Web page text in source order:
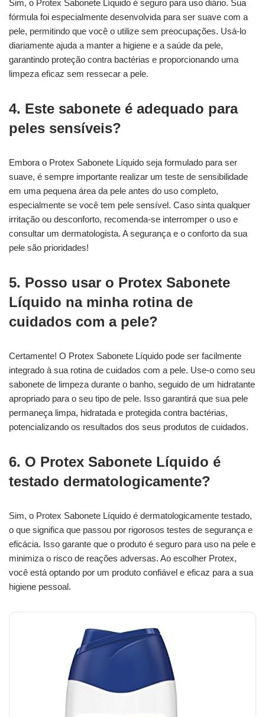
Sim, o Protex Sabonete Líquido é seguro para uso diário. Sua
fórmula foi especialmente desenvolvida para ser suave com a
pele, permitindo que você o utilize sem preocupações. Usá-lo
diariamente ajuda a manter a higiene e a saúde da pele,
garantindo proteção contra bactérias e proporcionando uma
limpeza eficaz sem ressecar a pele.
4. Este sabonete é adequado para
peles sensíveis?
Embora o Protex Sabonete Líquido seja formulado para ser
suave, é sempre importante realizar um teste de sensibilidade
em uma pequena área da pele antes do uso completo,
especialmente se você tem pele sensível. Caso sinta qualquer
irritação ou desconforto, recomenda-se interromper o uso e
consultar um dermatologista. A segurança e o conforto da sua
pele são prioridades!
5. Posso usar o Protex Sabonete
Líquido na minha rotina de
cuidados com a pele?
Certamente! O Protex Sabonete Líquido pode ser facilmente
integrado à sua rotina de cuidados com a pele. Use-o como seu
sabonete de limpeza durante o banho, seguido de um hidratante
apropriado para o seu tipo de pele. Isso garantirá que sua pele
permaneça limpa, hidratada e protegida contra bactérias,
potencializando os resultados dos seus produtos de cuidados.
6. O Protex Sabonete Líquido é
testado dermatologicamente?
Sim, o Protex Sabonete Líquido é dermatologicamente testado,
o que significa que passou por rigorosos testes de segurança e
eficácia. Isso garante que o produto é seguro para uso na pele e
minimiza o risco de reações adversas. Ao escolher Protex,
você está optando por um produto confiável e eficaz para a sua
higiene pessoal.